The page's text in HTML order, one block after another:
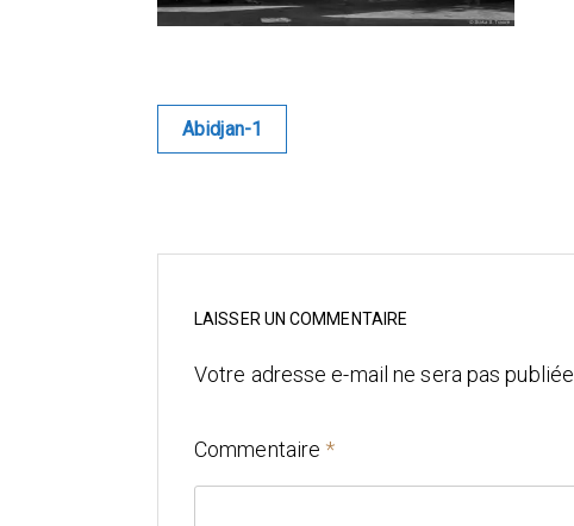
Navigation
Abidjan-1
LAISSER UN COMMENTAIRE
Votre adresse e-mail ne sera pas publiée.
Commentaire *